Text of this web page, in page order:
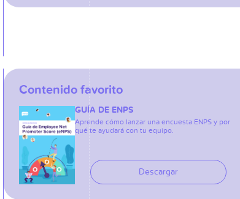
Contenido favorito
GUÍA DE ENPS
Aprende cómo lanzar una encuesta ENPS y por
qué te ayudará con tu equipo.
Descargar